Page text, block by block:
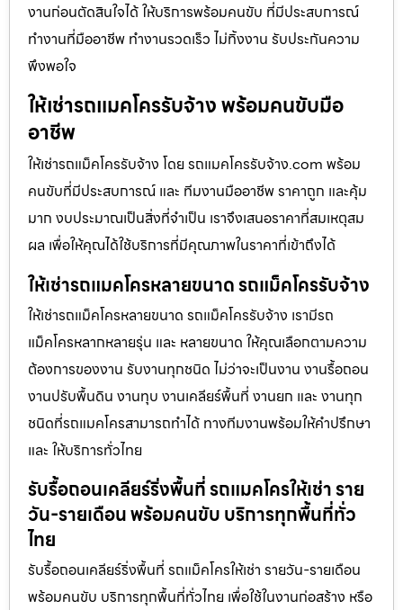
งานก่อนตัดสินใจได้ ให้บริการพร้อมคนขับ ที่มีประสบการณ์
ทำงานที่มืออาชีพ ทำงานรวดเร็ว ไม่ทิ้งงาน รับประกันความ
พึงพอใจ
ให้เช่ารถแมคโครรับจ้าง พร้อมคนขับมือ
อาชีพ
ให้เช่ารถแม็คโครรับจ้าง โดย รถแมคโครรับจ้าง.com พร้อม
คนขับที่มีประสบการณ์ และ ทีมงานมืออาชีพ ราคาถูก และคุ้ม
มาก งบประมาณเป็นสิ่งที่จำเป็น เราจึงเสนอราคาที่สมเหตุสม
ผล เพื่อให้คุณได้ใช้บริการที่มีคุณภาพในราคาที่เข้าถึงได้
ให้เช่ารถแมคโครหลายขนาด รถแม็คโครรับจ้าง
ให้เช่ารถแม็คโครหลายขนาด รถแม็คโครรับจ้าง เรามีรถ
แม็คโครหลากหลายรุ่น และ หลายขนาด ให้คุณเลือกตามความ
ต้องการของงาน รับงานทุกชนิด ไม่ว่าจะเป็นงาน งานรื้อถอน
งานปรับพื้นดิน งานทุบ งานเคลียร์พื้นที่ งานยก และ งานทุก
ชนิดที่รถแมคโครสามารถทำได้ ทางทีมงานพร้อมให้คำปรึกษา
และ ให้บริการทั่วไทย
รับรื้อถอนเคลียร์ริ่งพื้นที่ รถแมคโครให้เช่า ราย
วัน-รายเดือน พร้อมคนขับ บริการทุกพื้นที่ทั่ว
ไทย
รับรื้อถอนเคลียร์ริ่งพื้นที่ รถแม็คโครให้เช่า รายวัน-รายเดือน
พร้อมคนขับ บริการทุกพื้นที่ทั่วไทย เพื่อใช้ในงานก่อสร้าง หรือ